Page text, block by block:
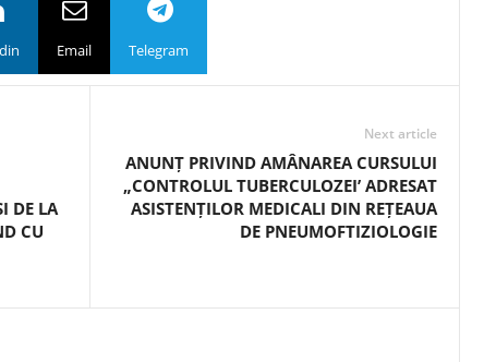
Email Telegram
DE LA
CU
Next article
ANUNȚ PRIVIND AMÂNAREA CURSULUI
„CONTROLUL TUBERCULOZEI’ ADRESAT
ASISTENȚILOR MEDICALI DIN REȚEAUA
DE PNEUMOFTIZIOLOGIE